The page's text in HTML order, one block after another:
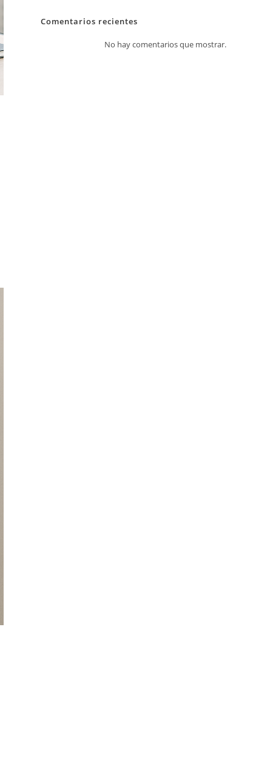
Comentarios recientes
No hay comentarios que mostrar.